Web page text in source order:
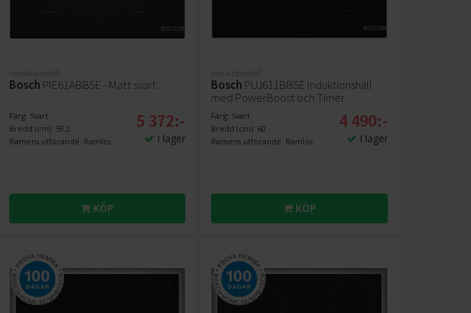
Induktionshäll
Bosch PIE61ABB5E - Matt svart
Färg: Svart
Bredd (cm): 59.2
Ramens utförande: Ramlös
5 372:-
I lager
KÖP
Induktionshäll
Bosch PUJ611BB5E Induktionshäll
med PowerBoost och Timer
Färg: Svart
Bredd (cm): 60
Ramens utförande: Ramlös
4 490:-
I lager
KÖP